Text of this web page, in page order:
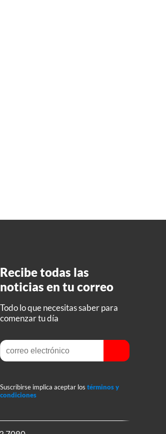
Recibe todas las
noticias en tu correo
Todo lo que necesitas saber para
comenzar tu día
Suscribirse implica aceptar los términos y
condiciones